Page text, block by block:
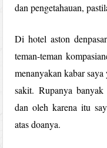
dan pengetahauan,
Di hotel aston
teman-teman
menanyakan kabar
sakit. Rupanya
dan oleh karena itu
atas doanya.